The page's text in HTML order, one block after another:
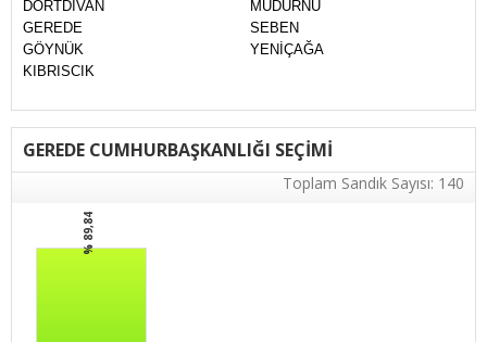
DÖRTDİVAN
GEREDE
GÖYNÜK
KIBRISCIK
MUDURNU
SEBEN
YENİÇAĞA
GEREDE CUMHURBAŞKANLIĞI SEÇİMİ
Toplam Sandık Sayısı: 140
% 89,84